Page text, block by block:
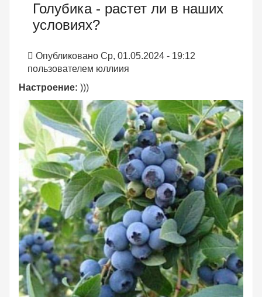
Голубика - растет ли в наших
условиях?
Опубликовано Ср, 01.05.2024 - 19:12
пользователем юллиия
Настроение: )))